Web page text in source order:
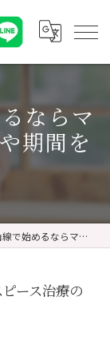
ならマ
期間を
スピース治療の費用や期間を徹底解説
ース治療の